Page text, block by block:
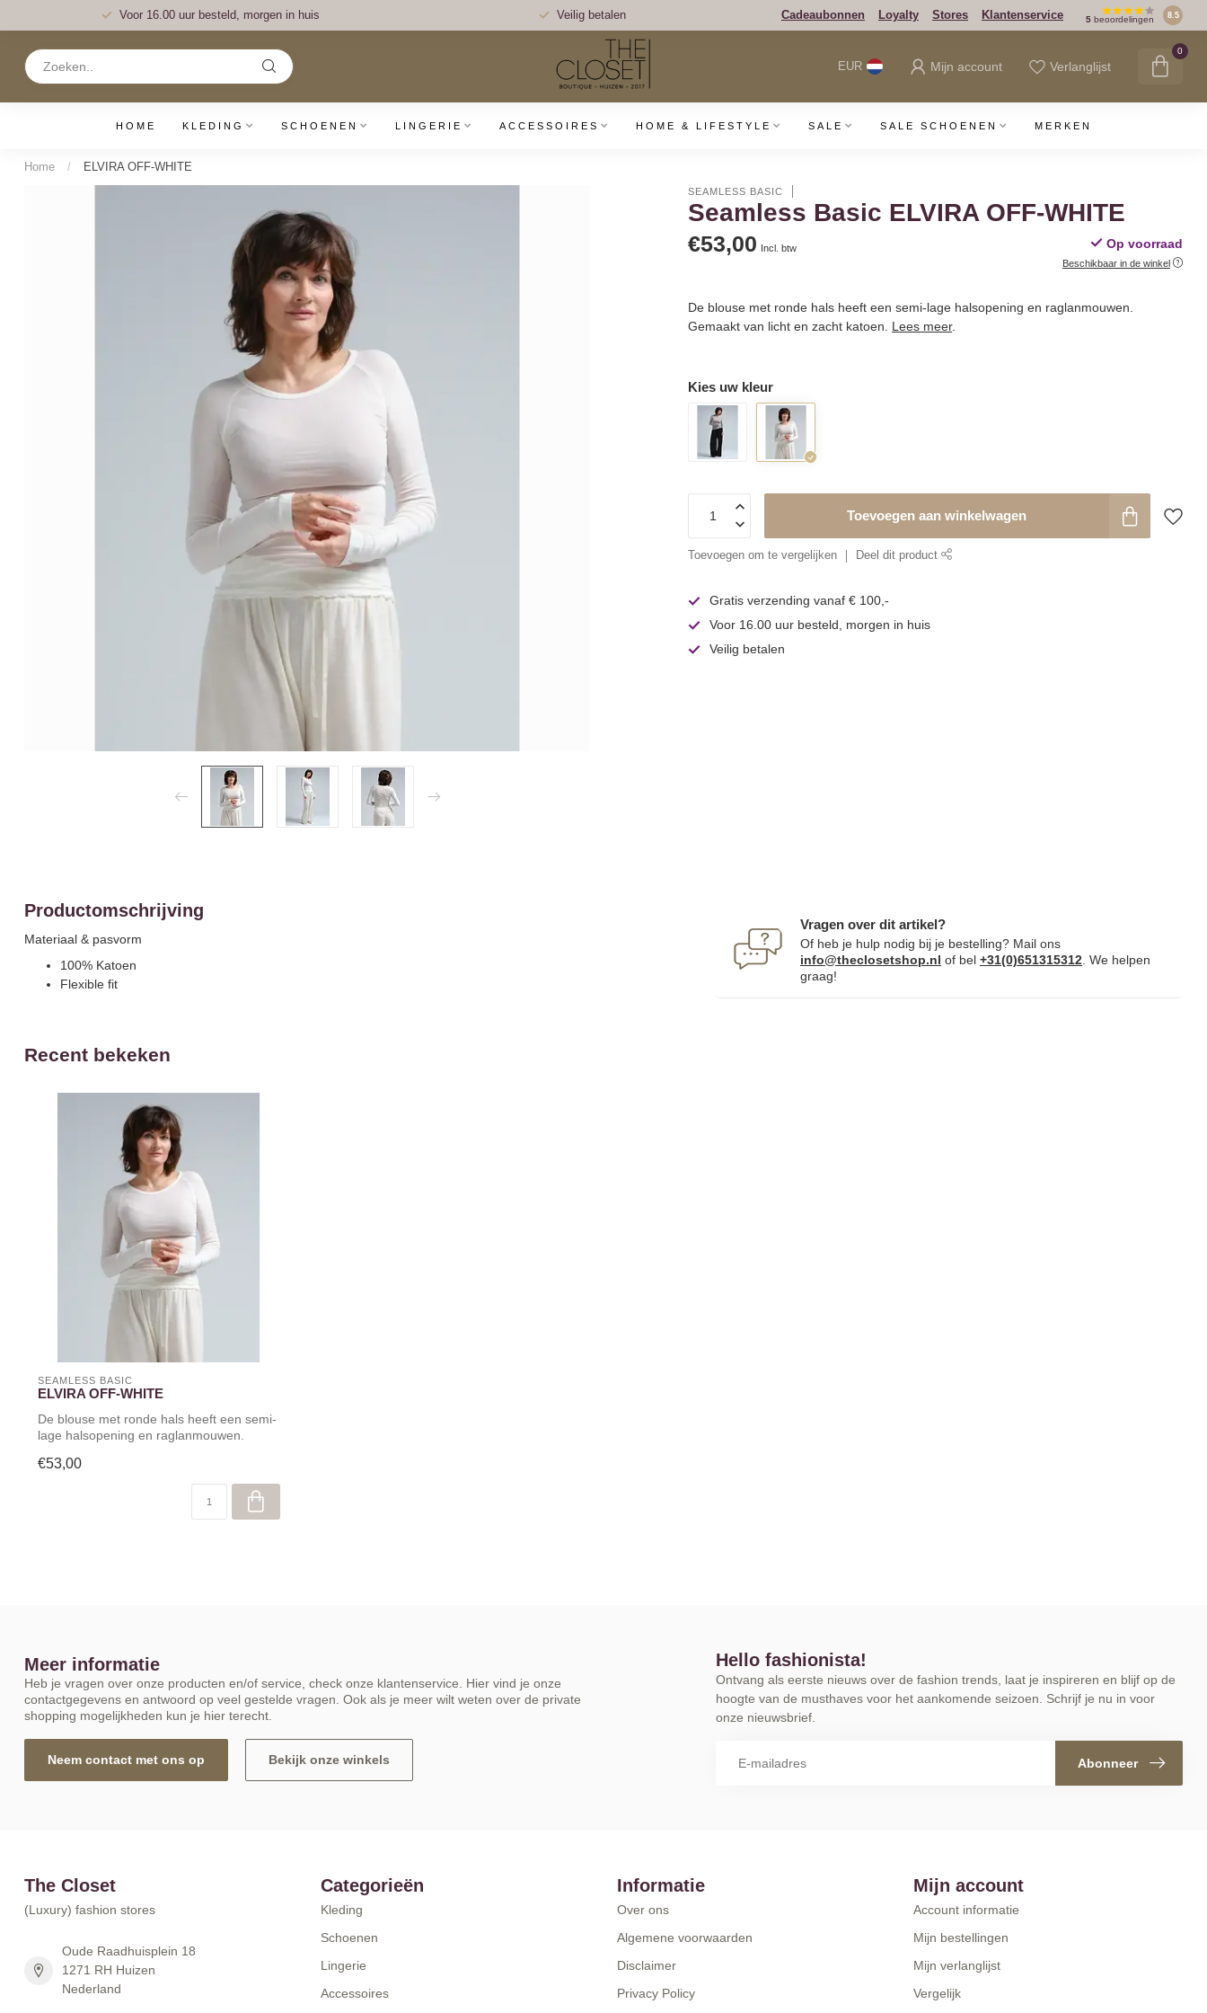
Voor 16.00 uur besteld, morgen in huis Veilig betalen Cadeaubonnen Loyalty Stores Klantenservice 5 beoordelingen 8.5
EUR Mijn account Verlanglijst
0
HOME KLEDING SCHOENEN LINGERIE ACCESSOIRES HOME & LIFESTYLE SALE SALE SCHOENEN MERKEN
Home / ELVIRA OFF-WHITE
SEAMLESS BASIC
Seamless Basic ELVIRA OFF-WHITE
€53,00 Incl. btw Op voorraad
Beschikbaar in de winkel
De blouse met ronde hals heeft een semi-lage halsopening en raglanmouwen.
Gemaakt van licht en zacht katoen. Lees meer.
Kies uw kleur
Toevoegen aan winkelwagen
Toevoegen om te vergelijken Deel dit product
Gratis verzending vanaf € 100,-
Voor 16.00 uur besteld, morgen in huis
Veilig betalen
Productomschrijving
Materiaal & pasvorm
100% Katoen
Flexible fit
Vragen over dit artikel?
Of heb je hulp nodig bij je bestelling? Mail ons
info@theclosetshop.nl of bel +31(0)651315312 . We helpen
graag!
Recent bekeken
SEAMLESS BASIC
ELVIRA OFF-WHITE
De blouse met ronde hals heeft een semi-
lage halsopening en raglanmouwen.
€53,00
Meer informatie
Heb je vragen over onze producten en/of service, check onze klantenservice. Hier vind je onze
contactgegevens en antwoord op veel gestelde vragen. Ook als je meer wilt weten over de private
shopping mogelijkheden kun je hier terecht.
Neem contact met ons op Bekijk onze winkels
Hello fashionista!
Ontvang als eerste nieuws over de fashion trends, laat je inspireren en blijf op de
hoogte van de musthaves voor het aankomende seizoen. Schrijf je nu in voor
onze nieuwsbrief.
Abonneer
The Closet
(Luxury) fashion stores
Oude Raadhuisplein 18
1271 RH Huizen
Nederland
Categorieën
Kleding
Schoenen
Lingerie
Accessoires
Informatie
Over ons
Algemene voorwaarden
Disclaimer
Privacy Policy
Mijn account
Account informatie
Mijn bestellingen
Mijn verlanglijst
Vergelijk